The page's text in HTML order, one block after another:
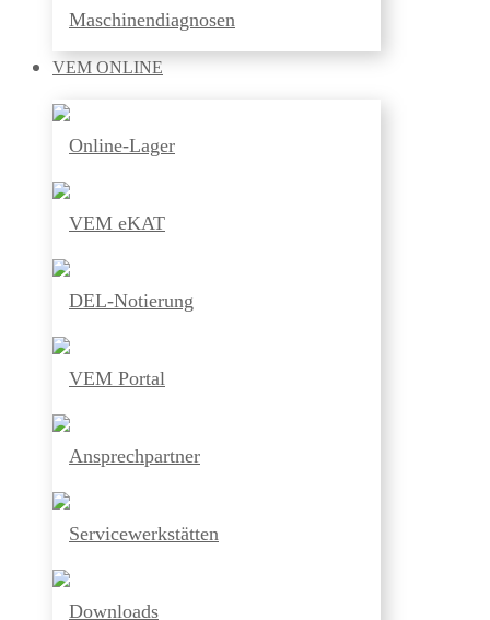
Maschinendiagnosen
VEM ONLINE
Online-Lager
VEM eKAT
DEL-Notierung
VEM Portal
Ansprechpartner
Servicewerkstätten
Downloads